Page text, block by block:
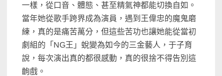
一樣，從口音、體態、甚至精氣神都能切換自如。
當年她從歌手跨界成為演員，遇到王偉忠的魔鬼磨
練，真的是痛苦萬分，但這些苦功也讓她能從當初
劇組的「NG王」蛻變為如今的三金藝人，于子育
說，每次演出真的都很感動，真的很捨不得告別這
齣戲。